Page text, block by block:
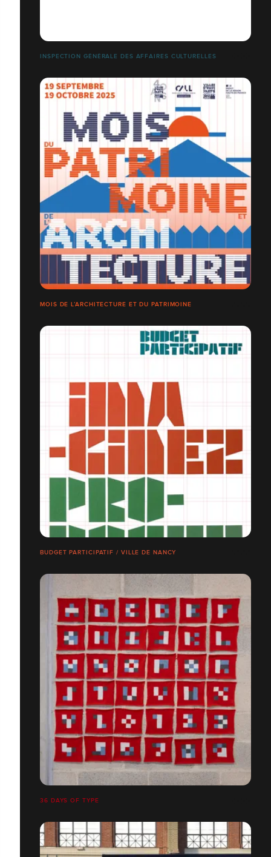
INSPECTION GÉNÉRALE DES AFFAIRES CULTURELLES
MOIS DE L’ARCHITECTURE ET DU PATRIMOINE
BUDGET PARTICIPATIF / VILLE DE NANCY
36 DAYS OF TYPE